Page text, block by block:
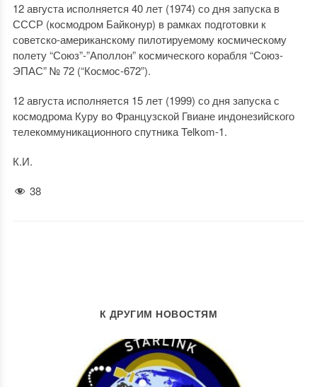
12 августа исполняется 40 лет (1974) со дня запуска в
СССР (космодром Байконур) в рамках подготовки к
советско-американскому пилотируемому космическому
полету “Союз”-”Аполлон” космического корабля “Союз-
ЭПАС” № 72 (“Космос-672”).
12 августа исполняется 15 лет (1999) со дня запуска с
космодрома Куру во Французской Гвиане индонезийского
телекоммуникационного спутника Telkom-1.
К.И.
38
К ДРУГИМ НОВОСТЯМ